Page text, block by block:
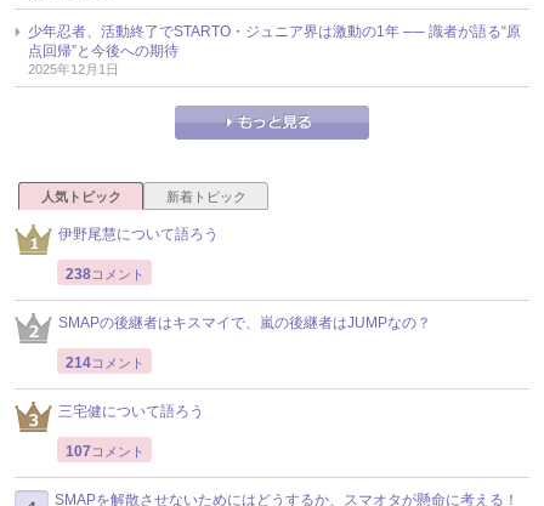
少年忍者、活動終了でSTARTO・ジュニア界は激動の1年 ── 識者が語る“原
点回帰”と今後への期待
2025年12月1日
人気トピック 新着トピック
伊野尾慧について語ろう
238コメント
SMAPの後継者はキスマイで、嵐の後継者はJUMPなの？
214コメント
三宅健について語ろう
107 コメント
SMAPを解散させないためにはどうするか、スマオタが懸命に考える！